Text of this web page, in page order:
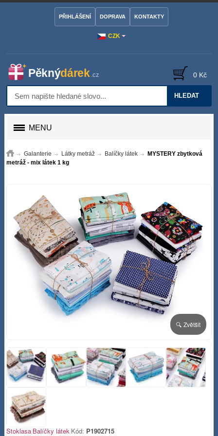
CZK
PŘIHLÁŠENÍ DOPRAVA KONTAKTY
HLEDAT
0 Kč
MENU
Galanterie Látky metráž Balíčky látek
MYSTERY zbytková
metráž - mix látek 1 kg
🔍 Zvětšit
Stoklasa|Balíčky látek|Kód: P1902715